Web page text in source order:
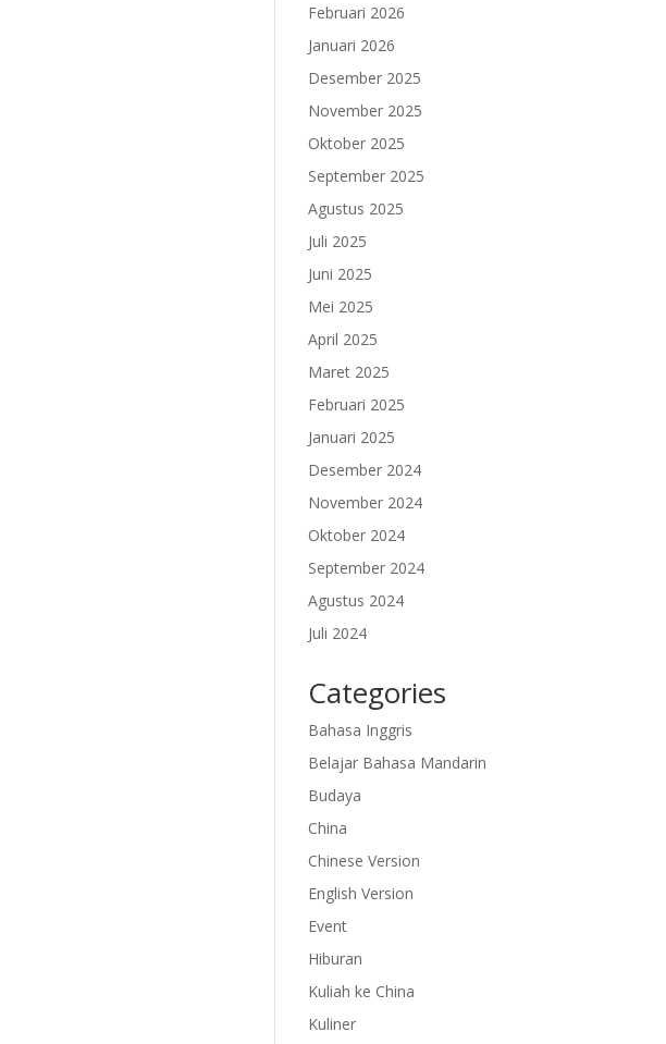
Februari 2026
Januari 2026
Desember 2025
November 2025
Oktober 2025
September 2025
Agustus 2025
Juli 2025
Juni 2025
Mei 2025
April 2025
Maret 2025
Februari 2025
Januari 2025
Desember 2024
November 2024
Oktober 2024
September 2024
Agustus 2024
Juli 2024
Categories
Bahasa Inggris
Belajar Bahasa Mandarin
Budaya
China
Chinese Version
English Version
Event
Hiburan
Kuliah ke China
Kuliner